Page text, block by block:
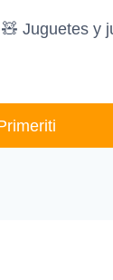
🧸️ Juguetes y